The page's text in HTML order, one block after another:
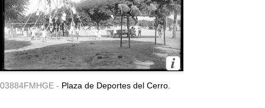
03884FMHGE - Plaza de Deportes del Cerro.